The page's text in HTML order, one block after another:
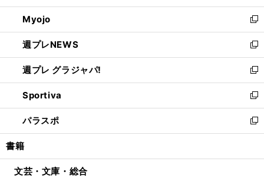
開
く
ウ
で
開
く
ン
ド
ウ
で
開
く
ウ
ィ
ン
ド
ウ
で
開
く
Myojo
新
し
い
ウ
ィ
ン
ド
ウ
で
開
週プレNEWS
新
し
い
ウ
ィ
ン
ド
ウ
開
週プレ グラジャパ!
新
し
い
ウ
ィ
ン
ウ
Sportiva
新
し
い
ウ
ン
パラスポ
新
し
ウ
書籍
文芸・文庫・総合